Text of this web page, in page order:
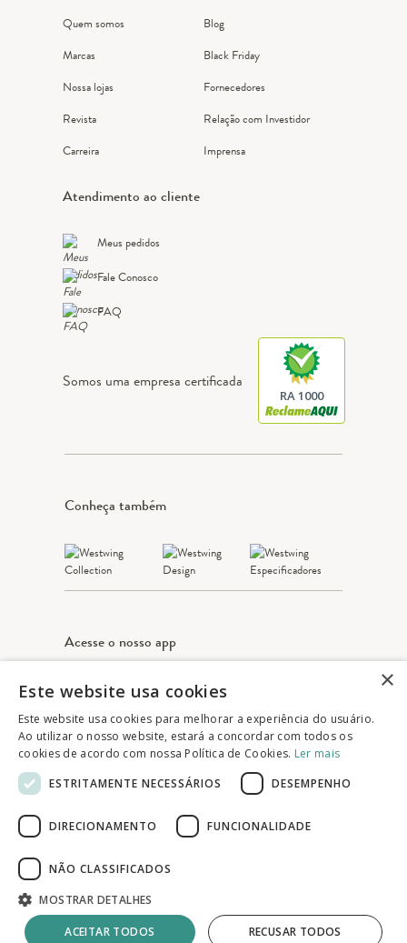
Quem somos
Marcas
Nossa lojas
Revista
Carreira
Blog
Black Friday
Fornecedores
Relação com Investidor
Imprensa
Atendimento ao cliente
Meus pedidos
Fale Conosco
FAQ
Somos uma empresa certificada
RA 1000
Conheça também
Acesse o nosso app
Apple Store Google play
© 2025 Westwing Comércio Varejista S.A
WESTWING COMÉRCIO VAREJISTA S.A
CNPJ: 14.776.142/0001-50
Endereço: Av. Queiroz Filho, 1700 - Torre A
×
Este website usa cookies
Este website usa cookies para melhorar a experiência do usuário.
Ao utilizar o nosso website, estará a concordar com todos os
cookies de acordo com nossa Política de Cookies. Ler mais
ESTRITAMENTE NECESSÁRIOS
DESEMPENHO
DIRECIONAMENTO FUNCIONALIDADE
NÃO CLASSIFICADOS
MOSTRAR DETALHES
ACEITAR TODOS RECUSAR TODOS